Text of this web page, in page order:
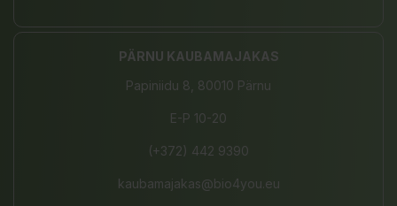
PÄRNU KAUBAMAJAKAS
Papiniidu 8, 80010 Pärnu
E-P 10-20
(+372) 442 9390
kaubamajakas@bio4you.eu